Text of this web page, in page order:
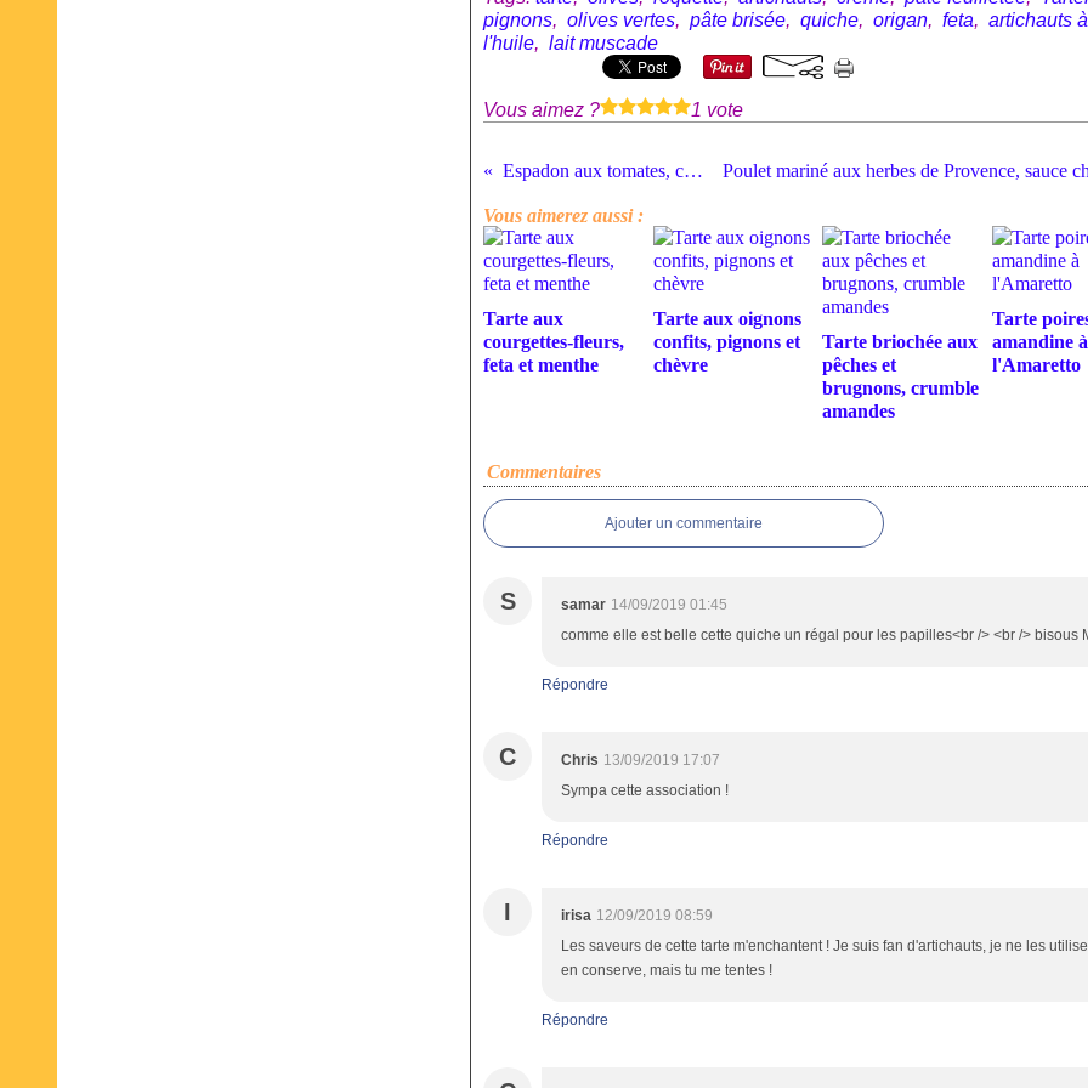
pignons, olives vertes, pâte brisée, quiche, origan, feta, artichauts à
l'huile, lait muscade
Vous aimez ? 1 vote
Espadon aux tomates, câpres et olives
Vous aimerez aussi :
Tarte aux
courgettes-fleurs,
feta et menthe
Tarte aux oignons
confits, pignons et
chèvre
Tarte briochée aux
pêches et
brugnons, crumble
amandes
Tarte
amandine à
l'Amaretto
Commentaires
Ajouter un commentaire
S samar 14/09/2019 01:45
comme elle est belle cette quiche un régal pour les papilles<br /> <br /> bisous
Répondre
C Chris 13/09/2019 17:07
Sympa cette association !
Répondre
I irisa 12/09/2019 08:59
Les saveurs de cette tarte m'enchantent ! Je suis fan d'artichauts, je ne les
en conserve, mais tu me tentes !
Répondre